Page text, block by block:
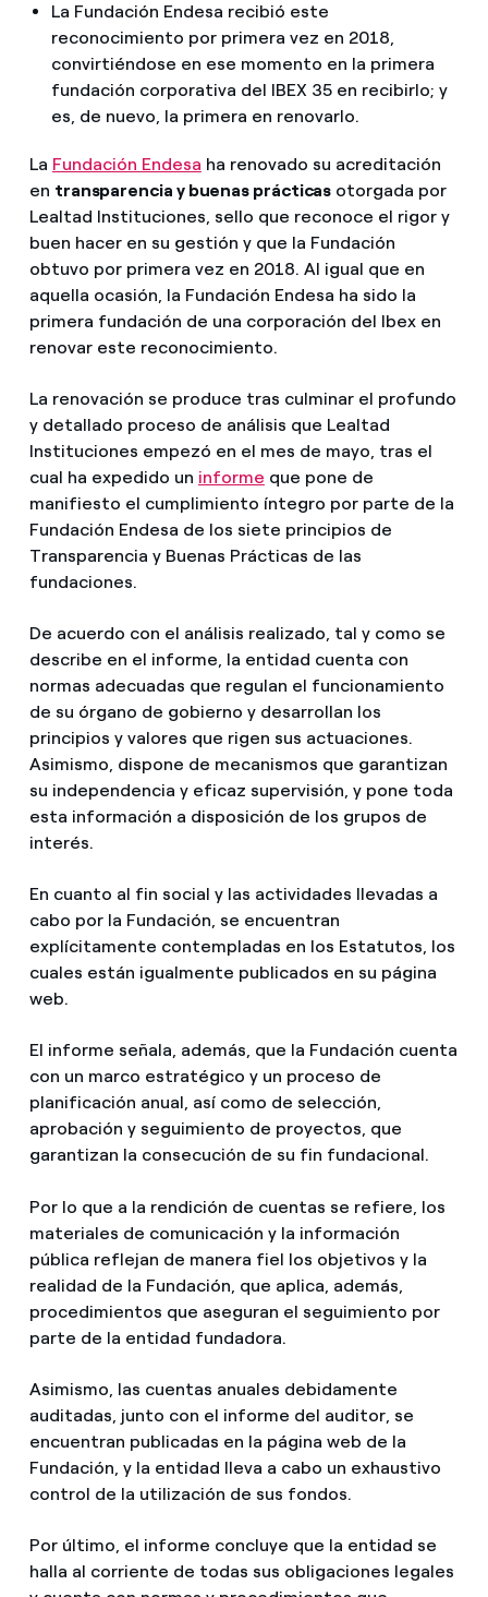
La Fundación Endesa recibió este
reconocimiento por primera vez en 2018,
convirtiéndose en ese momento en la primera
fundación corporativa del IBEX 35 en recibirlo; y
es, de nuevo, la primera en renovarlo.
La Fundación Endesa ha renovado su acreditación
en transparencia y buenas prácticas otorgada por
Lealtad Instituciones, sello que reconoce el rigor y
buen hacer en su gestión y que la Fundación
obtuvo por primera vez en 2018. Al igual que en
aquella ocasión, la Fundación Endesa ha sido la
primera fundación de una corporación del Ibex en
renovar este reconocimiento.
La renovación se produce tras culminar el profundo
y detallado proceso de análisis que Lealtad
Instituciones empezó en el mes de mayo, tras el
cual ha expedido un informe que pone de
manifiesto el cumplimiento íntegro por parte de la
Fundación Endesa de los siete principios de
Transparencia y Buenas Prácticas de las
fundaciones.
De acuerdo con el análisis realizado, tal y como se
describe en el informe, la entidad cuenta con
normas adecuadas que regulan el funcionamiento
de su órgano de gobierno y desarrollan los
principios y valores que rigen sus actuaciones.
Asimismo, dispone de mecanismos que garantizan
su independencia y eficaz supervisión, y pone toda
esta información a disposición de los grupos de
interés.
En cuanto al fin social y las actividades llevadas a
cabo por la Fundación, se encuentran
explícitamente contempladas en los Estatutos, los
cuales están igualmente publicados en su página
web.
El informe señala, además, que la Fundación cuenta
con un marco estratégico y un proceso de
planificación anual, así como de selección,
aprobación y seguimiento de proyectos, que
garantizan la consecución de su fin fundacional.
Por lo que a la rendición de cuentas se refiere, los
materiales de comunicación y la información
pública reflejan de manera fiel los objetivos y la
realidad de la Fundación, que aplica, además,
procedimientos que aseguran el seguimiento por
parte de la entidad fundadora.
Asimismo, las cuentas anuales debidamente
auditadas, junto con el informe del auditor, se
encuentran publicadas en la página web de la
Fundación, y la entidad lleva a cabo un exhaustivo
control de la utilización de sus fondos.
Por último, el informe concluye que la entidad se
halla al corriente de todas sus obligaciones legales